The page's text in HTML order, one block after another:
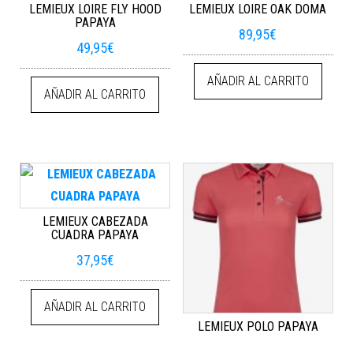
LEMIEUX LOIRE FLY HOOD
PAPAYA
49,95€
AÑADIR AL CARRITO
LEMIEUX LOIRE OAK DOMA
89,95€
AÑADIR AL CARRITO
LEMIEUX CABEZADA
CUADRA PAPAYA
37,95€
AÑADIR AL CARRITO
LEMIEUX POLO PAPAYA